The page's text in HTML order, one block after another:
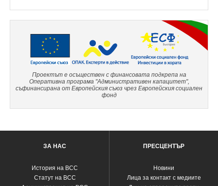
Проектът е осъществен с финансовата подкрепа на
Оперативна програма "Административен капацитет",
съфинансирана от Европейския съюз чрез Европейския социален
фонд
ЗА НАС
История на ВСС
Статут на ВСС
ПРЕСЦЕНТЪР
Новини
Лица за контакт с медиите